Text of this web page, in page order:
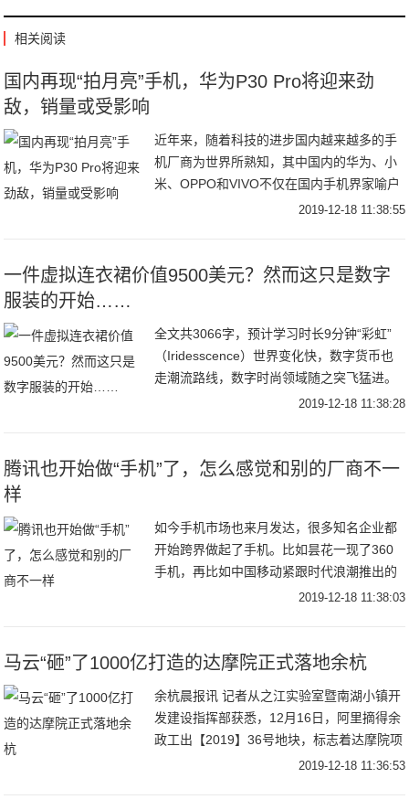
相关阅读
国内再现“拍月亮”手机，华为P30 Pro将迎来劲
敌，销量或受影响
近年来，随着科技的进步国内越来越多的手
机厂商为世界所熟知，其中国内的华为、小
米、OPPO和VIVO不仅在国内手机界家喻户
晓而且走出了国门走向了世界。尤其是华为
2019-12-18 11:38:55
一件虚拟连衣裙价值9500美元？然而这只是数字
服装的开始……
全文共3066字，预计学习时长9分钟“彩虹”
（Iridesscence）世界变化快，数字货币也
走潮流路线，数字时尚领域随之突飞猛进。
不久以前还是AR面部滤镜、人工智能虚拟网
2019-12-18 11:38:28
腾讯也开始做“手机”了，怎么感觉和别的厂商不一
样
如今手机市场也来月发达，很多知名企业都
开始跨界做起了手机。比如昙花一现了360
手机，再比如中国移动紧跟时代浪潮推出的
先行者X1。近日，腾讯也推出了一款“手
2019-12-18 11:38:03
马云“砸”了1000亿打造的达摩院正式落地余杭
余杭晨报讯 记者从之江实验室暨南湖小镇开
发建设指挥部获悉，12月16日，阿里摘得余
政工出【2019】36号地块，标志着达摩院项
目正式落地南湖科学中心。该地块位于之江
2019-12-18 11:36:53